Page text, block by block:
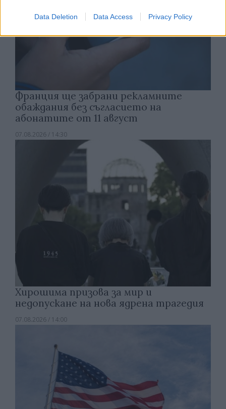
Data Deletion Data Access Privacy Policy
Франция ще забрани рекламните
обаждания без съгласието на
абонатите от 11 август
07.08.2026 / 14:30
Хирошима призова за мир и
недопускане на нова ядрена трагедия
07.08.2026 / 14:00